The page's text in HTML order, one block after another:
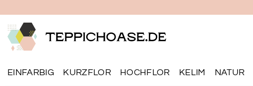
springen
EINFARBIG KURZFLOR HOCHFLOR KELIM NATUR